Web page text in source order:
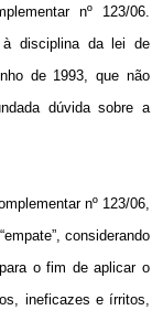
nº 123/06.
à disciplina da lei de
de 1993, que não
dúvida sobre a
nº 123/06,
considerando
o fim de aplicar o
ineficazes e írritos,